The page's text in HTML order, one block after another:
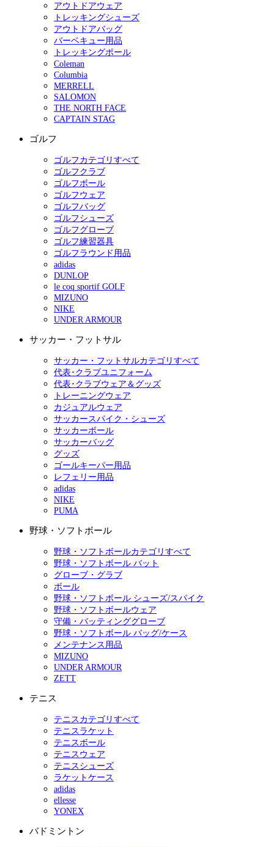
アウトドアウェア
トレッキングシューズ
アウトドアバッグ
バーベキュー用品
トレッキングポール
Coleman
Columbia
MERRELL
SALOMON
THE NORTH FACE
CAPTAIN STAG
ゴルフ
ゴルフカテゴリすべて
ゴルフクラブ
ゴルフボール
ゴルフウェア
ゴルフバッグ
ゴルフシューズ
ゴルフグローブ
ゴルフ練習器具
ゴルフラウンド用品
adidas
DUNLOP
le coq sportif GOLF
MIZUNO
NIKE
UNDER ARMOUR
サッカー・フットサル
サッカー・フットサルカテゴリすべて
代表･クラブユニフォーム
代表･クラブウェア＆グッズ
トレーニングウェア
カジュアルウェア
サッカースパイク・シューズ
サッカーボール
サッカーバッグ
グッズ
ゴールキーパー用品
レフェリー用品
adidas
NIKE
PUMA
野球・ソフトボール
野球・ソフトボールカテゴリすべて
野球・ソフトボール バット
グローブ・グラブ
ボール
野球・ソフトボール シューズ/スパイク
野球・ソフトボールウェア
守備・バッティンググローブ
野球・ソフトボール バッグ/ケース
メンテナンス用品
MIZUNO
UNDER ARMOUR
ZETT
テニス
テニスカテゴリすべて
テニスラケット
テニスボール
テニスウェア
テニスシューズ
ラケットケース
adidas
ellesse
YONEX
バドミントン